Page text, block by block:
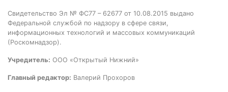
Свидетельство Эл № ФС77 – 62677 от 10.08.2015 выдано
Федеральной службой по надзору в сфере связи,
информационных технологий и массовых коммуникаций
(Роскомнадзор).
Учредитель: ООО «Открытый Нижний»
Главный редактор: Валерий Прохоров